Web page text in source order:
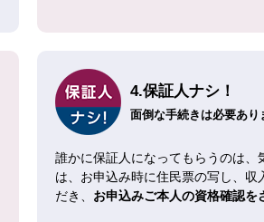
4.保証人ナシ！
面倒な手続きは必要あり
誰かに保証人になってもらうのは
は、お申込み時に住民票の写し、
だき、 お申込みご本人の資格確認を